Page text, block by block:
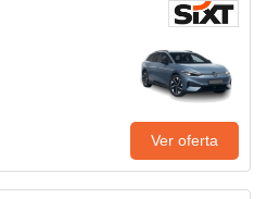
Ver oferta